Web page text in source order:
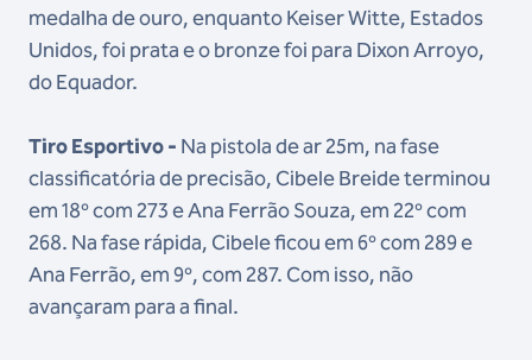
medalha de ouro, enquanto Keiser Witte, Estados
Unidos, foi prata e o bronze foi para Dixon Arroyo,
do Equador.
Tiro Esportivo - Na pistola de ar 25m, na fase
classificatória de precisão, Cibele Breide terminou
em 18º com 273 e Ana Ferrão Souza, em 22º com
268. Na fase rápida, Cibele ficou em 6º com 289 e
Ana Ferrão, em 9º, com 287. Com isso, não
avançaram para a final.